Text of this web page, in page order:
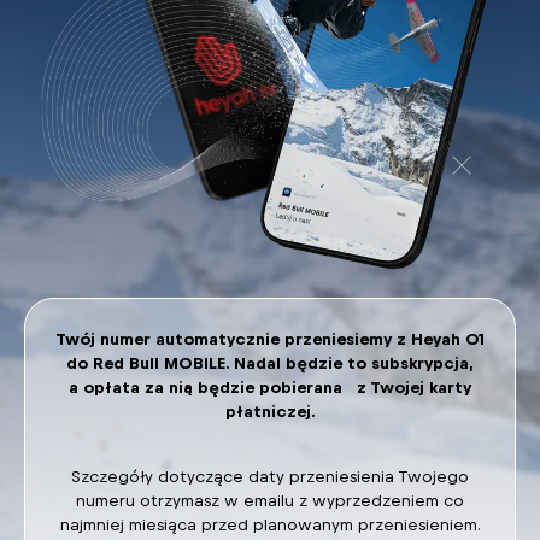
Twój numer automatycznie przeniesiemy z Heyah 01
do Red Bull MOBILE. Nadal będzie to subskrypcja,
a opłata za nią będzie pobierana z Twojej karty
płatniczej.
Szczegóły dotyczące daty przeniesienia Twojego
numeru otrzymasz w emailu z wyprzedzeniem co
najmniej miesiąca przed planowanym przeniesieniem.